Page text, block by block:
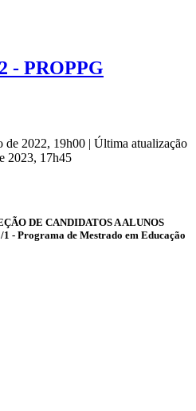
- PROPPG
de 2022, 19h00 | Última atualização
2023, 17h45
DE CANDIDATOS A ALUNOS
- Programa de Mestrado em Educação